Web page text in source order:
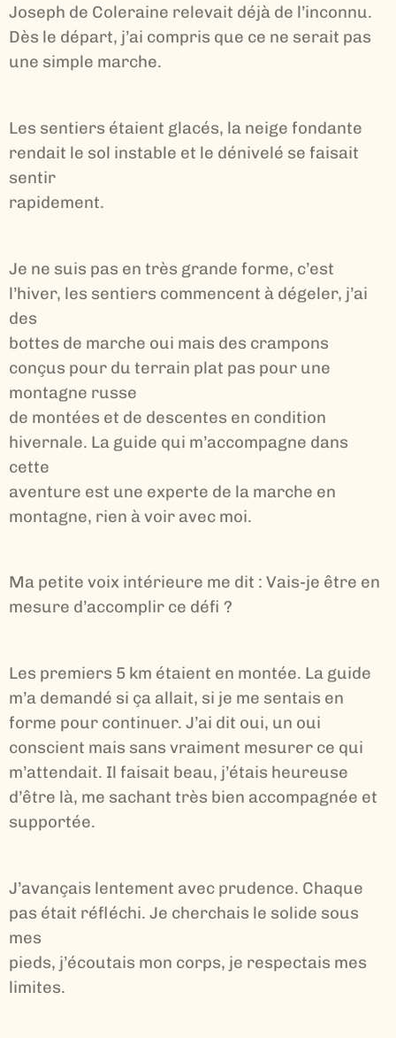
Joseph de Coleraine relevait déjà de l’inconnu.
Dès le départ, j’ai compris que ce ne serait pas
une simple marche.
Les sentiers étaient glacés, la neige fondante
rendait le sol instable et le dénivelé se faisait
sentir
rapidement.
Je ne suis pas en très grande forme, c’est
l’hiver, les sentiers commencent à dégeler, j’ai
des
bottes de marche oui mais des crampons
conçus pour du terrain plat pas pour une
montagne russe
de montées et de descentes en condition
hivernale. La guide qui m’accompagne dans
cette
aventure est une experte de la marche en
montagne, rien à voir avec moi.
Ma petite voix intérieure me dit : Vais-je être en
mesure d’accomplir ce défi ?
Les premiers 5 km étaient en montée. La guide
m’a demandé si ça allait, si je me sentais en
forme pour continuer. J’ai dit oui, un oui
conscient mais sans vraiment mesurer ce qui
m’attendait. Il faisait beau, j’étais heureuse
d’être là, me sachant très bien accompagnée et
supportée.
J’avançais lentement avec prudence. Chaque
pas était réfléchi. Je cherchais le solide sous
mes
pieds, j’écoutais mon corps, je respectais mes
limites.